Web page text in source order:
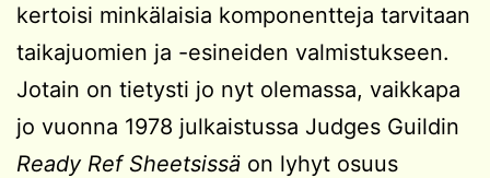
kertoisi minkälaisia komponentteja tarvitaan
taikajuomien ja -esineiden valmistukseen.
Jotain on tietysti jo nyt olemassa, vaikkapa
jo vuonna 1978 julkaistussa Judges Guildin
Ready Ref Sheetsissä on lyhyt osuus